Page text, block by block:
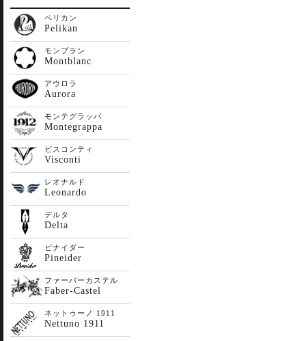
ペリカン
Pelikan
モンブラン
Montblanc
アウロラ
Aurora
モンテグラッパ
Montegrappa
ビスコンティ
Visconti
レオナルド
Leonardo
デルタ
Delta
ピナイダー
Pineider
ファーバーカステル
Faber-Castel
ネットゥーノ 1911
Nettuno 1911